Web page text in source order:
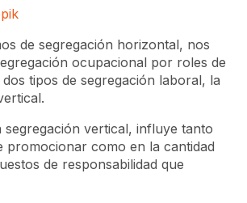
de segregación horizontal, nos
ocupacional por roles de
tipos de segregación laboral, la
segregación vertical, influye tanto
promocionar como en la cantidad
de responsabilidad que